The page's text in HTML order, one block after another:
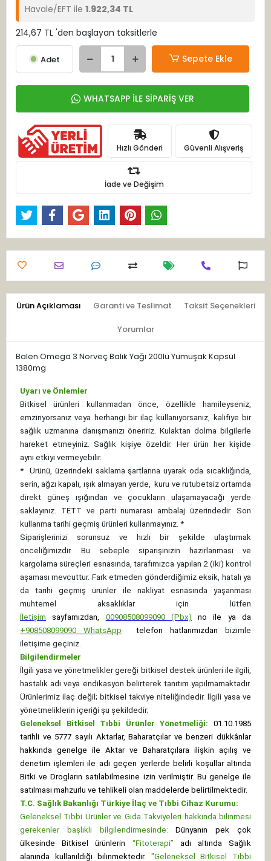
Havale/EFT ile 1.922,34 TL
214,67 TL 'den başlayan taksitlerle
Adet Sepete Ekle
WHATSAPP İLE SİPARİŞ VER
Hızlı Gönderi Güvenli Alışveriş
İade ve Değişim
Ürün Açıklaması Garanti ve Teslimat Taksit Seçenekleri
Yorumlar
Balen Omega 3 Norveç Balık Yağı 200lü Yumuşak Kapsül
1380mg
Uyarı ve Önlemler
Bitkisel ürünleri kullanmadan önce, özellikle hamileyseniz,
emziriyorsanız veya herhangi bir ilaç kullanıyorsanız, kalifiye bir
sağlık uzmanına danışmanızı öneririz. Kulaktan dolma bilgilerle
hareket etmeyiniz. Sağlık kişiye özeldir. Her ürün her kişide
aynı etkiyi vermeyebilir.
*
Ürünü, üzerindeki saklama şartlarına uyarak oda sıcaklığında,
serin, ağzı kapalı, ışık almayan yerde, kuru ve rutubetsiz ortamda
direkt güneş ışığından ve çocukların ulaşamayacağı yerde
saklayınız. TETT ve parti numarası ambalaj üzerindedir. Son
kullanma tarihi geçmiş ürünleri kullanmayınız. *
Siparişlerinizi sorunsuz ve hızlı bir şekilde ulaştırmak
önceliğimizdir. Bu sebeple siparişinizin hazırlanması ve
kargolama süreçleri esnasında, tarafımızca yapılan 2 (iki) kontrol
aşaması mevcuttur. Fark etmeden gönderdiğimiz eksik, hatalı ya
da tarihi geçmiş ürünler ile nakliyat esnasında yaşanması
muhtemel aksaklıklar için lütfen
İletişim
sayfamızdan, 00908508099090 (Pbx) no ile ya da
+908508099090 WhatsApp telefon hatlarımızdan bizimle
iletişime geçiniz.
Bilgilendirmeler
İlgili yasa ve yönetmelikler gereği bitkisel destek ürünleri ile ilgili,
hastalık adı veya endikasyon belirterek tanıtım yapılmamaktadır.
Ürünlerimiz ilaç değil; bitkisel takviye niteliğindedir. İlgili yasa ve
yönetmeliklerin içeriği şu şekildedir;
Geleneksel Bitkisel Tıbbi Ürünler Yönetmeliği: 01.10.1985
tarihli ve 5777 sayılı Aktarlar, Baharatçılar ve benzeri dükkânlar
hakkında genelge ile Aktar ve Baharatçılara ilişkin açılış ve
denetim işlemleri ile adı geçen yerlerde belirli koşullar altında
Bitki ve Drogların satılabilmesine izin verilmiştir. Bu genelge ile
satılması mahzurlu ve tehlikeli olan maddelerde belirtilmektedir.
T.C. Sağlık Bakanlığı Türkiye İlaç ve Tıbbi Cihaz Kurumu:
Geleneksel Tıbbi Ürünler ve Gıda Takviyeleri hakkında bilinmesi
gerekenler başlıklı bilgilendirmesinde:
Dünyanın pek çok
ülkesinde Bitkisel ürünlerin “Fitoterapi” adı altında Sağlık
alanında kullanıldığı bilinmektedir. "Geleneksel Bitkisel Tıbbi